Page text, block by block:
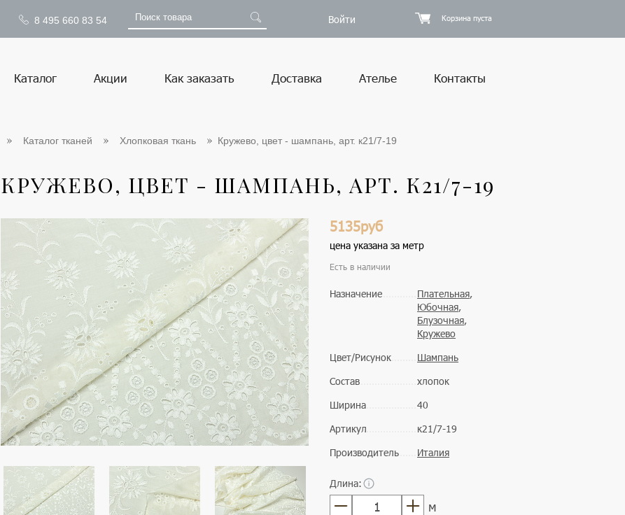
8 495 660 83 54 Войти Корзина пуста
Каталог Акции Как заказать Доставка Ателье Контакты
Каталог тканей Хлопковая ткань Кружево, цвет - шампань, арт. к21/7-19
КРУЖЕВО, ЦВЕТ - ШАМПАНЬ, АРТ. К21/7-19
5135руб
цена указана за метр
Есть в наличии
Назначение Плательная,
Юбочная,
Блузочная,
Кружево
Цвет/Рисунок
Шампань
Состав
хлопок
Ширина
40
Артикул
к21/7-19
Производитель
Италия
Длина:
м